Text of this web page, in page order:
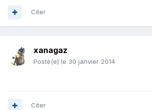
Citer
xanagaz
Posté(e) le 30 janvier 2014
Citer